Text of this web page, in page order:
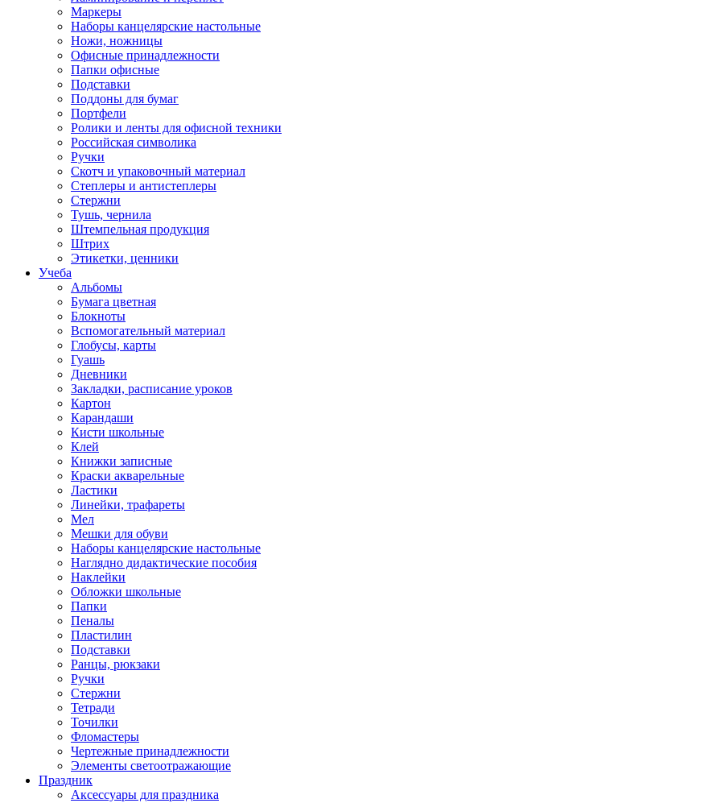
Маркеры
Наборы канцелярские настольные
Ножи, ножницы
Офисные принадлежности
Папки офисные
Подставки
Поддоны для бумаг
Портфели
Ролики и ленты для офисной техники
Российская символика
Ручки
Скотч и упаковочный материал
Степлеры и антистеплеры
Стержни
Тушь, чернила
Штемпельная продукция
Штрих
Этикетки, ценники
Учеба
Альбомы
Бумага цветная
Блокноты
Вспомогательный материал
Глобусы, карты
Гуашь
Дневники
Закладки, расписание уроков
Картон
Карандаши
Кисти школьные
Клей
Книжки записные
Краски акварельные
Ластики
Линейки, трафареты
Мел
Мешки для обуви
Наборы канцелярские настольные
Наглядно дидактические пособия
Наклейки
Обложки школьные
Папки
Пеналы
Пластилин
Подставки
Ранцы, рюкзаки
Ручки
Стержни
Тетради
Точилки
Фломастеры
Чертежные принадлежности
Элементы светоотражающие
Праздник
Аксессуары для праздника